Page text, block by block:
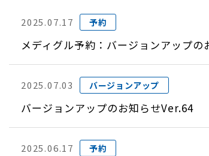
2025.07.17 予約
メディグル予約：バージョンアップの
2025.07.03 バージョンアップ
バージョンアップのお知らせVer.64
2025.06.17 予約